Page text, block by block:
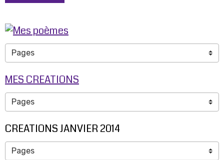
MES CREATIONS
CREATIONS JANVIER 2014